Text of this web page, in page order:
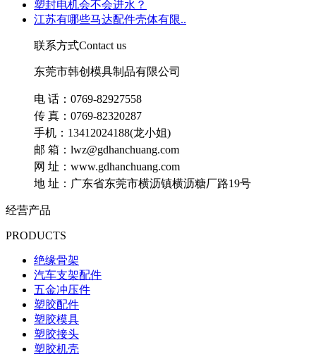
塑封电机会不会进水？
江苏有哪些马达配件壳体有限..
联系方式Contact us
东莞市韩创模具制品有限公司
电 话：0769-82927558
传 真：0769-82320287
手机：13412024188(龙小姐)
邮 箱：lwz@gdhanchuang.com
网 址：www.gdhanchuang.com
地 址：广东省东莞市横沥镇横沥糖厂路19号
经营产品
PRODUCTS
绝缘骨架
汽车支架配件
五金冲压件
塑胶配件
塑胶模具
塑胶接头
塑胶机壳